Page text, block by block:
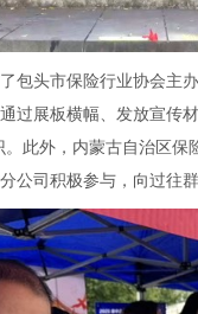
头市保险行业协会主办
过展板横幅、发放宣传
此外，内蒙古自治区
公司积极参与，向过往